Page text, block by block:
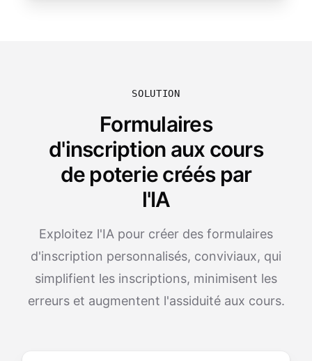
SOLUTION
Formulaires
d'inscription aux cours
de poterie créés par
l'IA
Exploitez l'IA pour créer des formulaires
d'inscription personnalisés, conviviaux, qui
simplifient les inscriptions, minimisent les
erreurs et augmentent l'assiduité aux cours.